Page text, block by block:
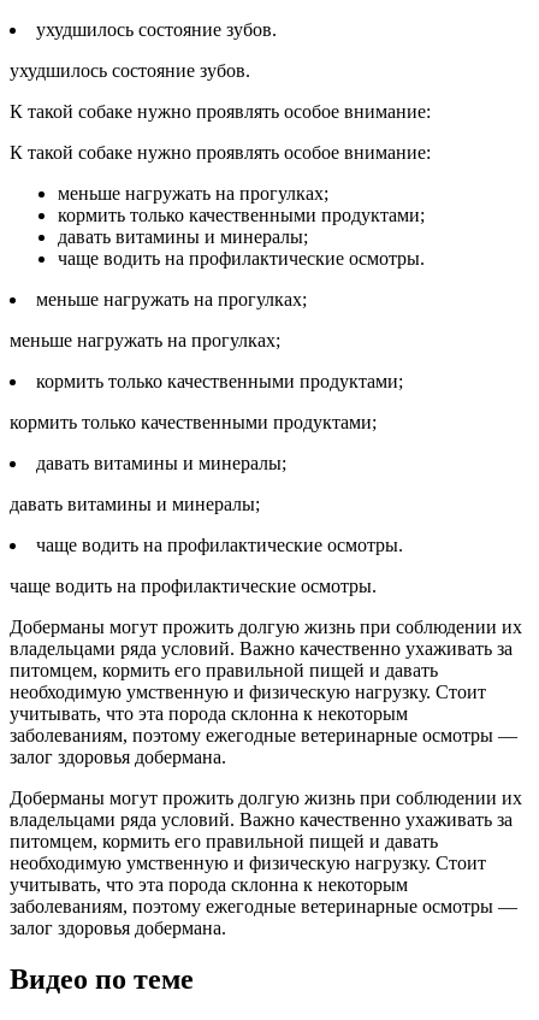
ухудшилось состояние зубов.
ухудшилось состояние зубов.
К такой собаке нужно проявлять особое внимание:
К такой собаке нужно проявлять особое внимание:
меньше нагружать на прогулках;
кормить только качественными продуктами;
давать витамины и минералы;
чаще водить на профилактические осмотры.
меньше нагружать на прогулках;
меньше нагружать на прогулках;
кормить только качественными продуктами;
кормить только качественными продуктами;
давать витамины и минералы;
давать витамины и минералы;
чаще водить на профилактические осмотры.
чаще водить на профилактические осмотры.
Доберманы могут прожить долгую жизнь при соблюдении их
владельцами ряда условий. Важно качественно ухаживать за
питомцем, кормить его правильной пищей и давать
необходимую умственную и физическую нагрузку. Стоит
учитывать, что эта порода склонна к некоторым
заболеваниям, поэтому ежегодные ветеринарные осмотры —
залог здоровья добермана.
Доберманы могут прожить долгую жизнь при соблюдении их
владельцами ряда условий. Важно качественно ухаживать за
питомцем, кормить его правильной пищей и давать
необходимую умственную и физическую нагрузку. Стоит
учитывать, что эта порода склонна к некоторым
заболеваниям, поэтому ежегодные ветеринарные осмотры —
залог здоровья добермана.
Видео по теме